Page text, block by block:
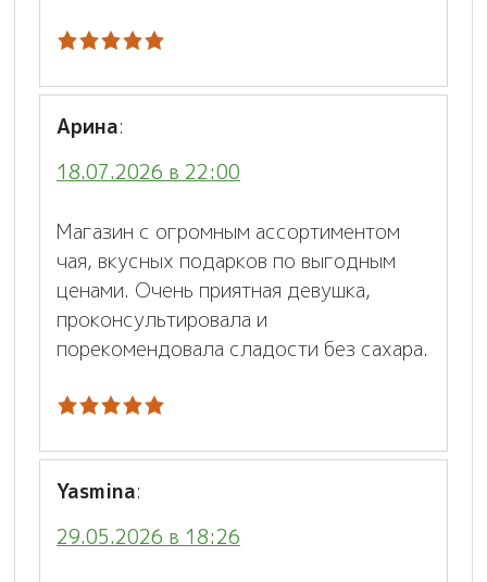
Арина:
18.07.2026 в 22:00
Магазин с огромным ассортиментом
чая, вкусных подарков по выгодным
ценами. Очень приятная девушка,
проконсультировала и
порекомендовала сладости без сахара.
Yasmina:
29.05.2026 в 18:26